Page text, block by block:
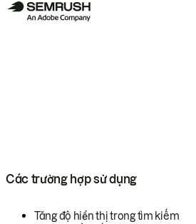
Các trường hợp sử dụng
Tăng độ hiển thị trong tìm kiếm